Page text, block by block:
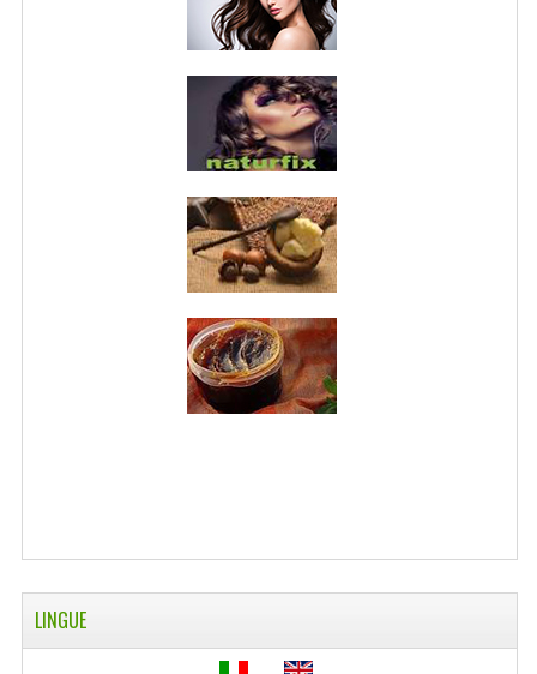
NORMATIVA PRIVACY
CONDIZIONI DI VENDITA
MAPPA DEL SITO
BUONI SCONTO
CANCELLA NEWSLETTER
BLOG
FREE-INFO
LINGUE